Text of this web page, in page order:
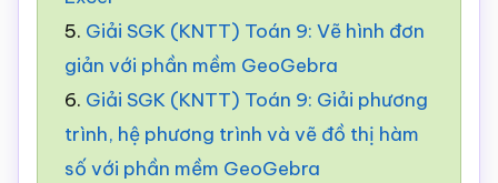
5. Giải SGK (KNTT) Toán 9: Vẽ hình đơn
giản với phần mềm GeoGebra
6. Giải SGK (KNTT) Toán 9: Giải phương
trình, hệ phương trình và vẽ đồ thị hàm
số với phần mềm GeoGebra